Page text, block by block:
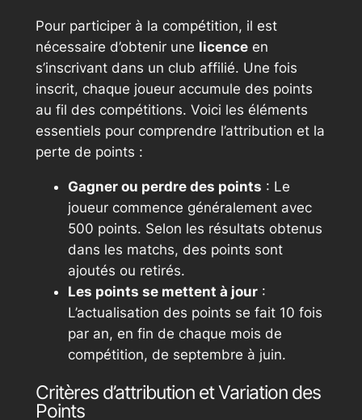
Pour participer à la compétition, il est
nécessaire d’obtenir une licenceen
s’inscrivant dans un club affilié. Une fois
inscrit, chaque joueur accumule des points
au fil des compétitions. Voici les éléments
essentiels pour comprendre l’attribution et la
perte de points :
Gagner ou perdre des points : Le
joueur commence généralement avec
500 points. Selon les résultats obtenus
dans les matchs, des points sont
ajoutés ou retirés.
Les points se mettent à jour:
L’actualisation des points se fait 10 fois
par an, en fin de chaque mois de
compétition, de septembre à juin.
Critères d’attribution et Variation des
Points